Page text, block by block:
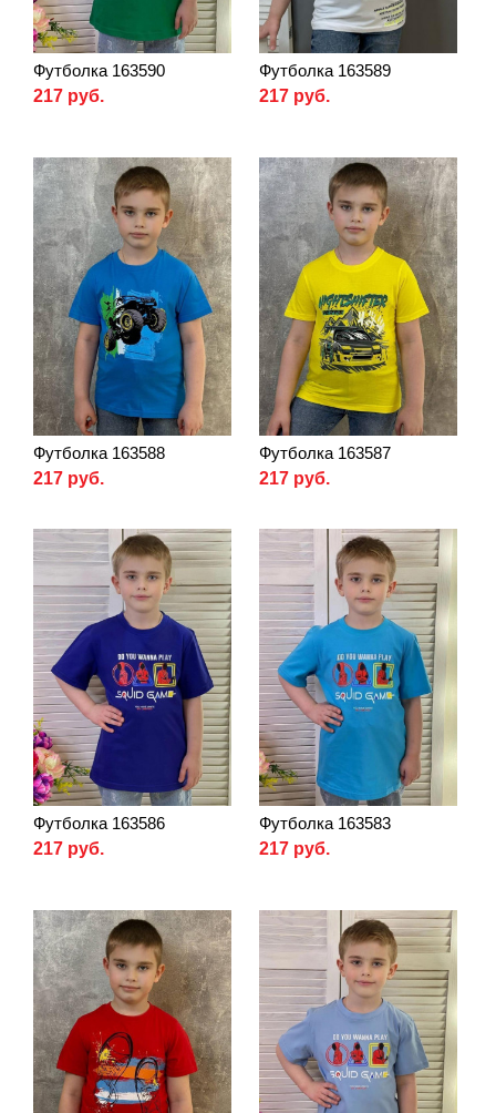
Футболка 163590
217 руб.
Футболка 163589
217 руб.
Футболка 163588
217 руб.
Футболка 163587
217 руб.
Футболка 163586
217 руб.
Футболка 163583
217 руб.